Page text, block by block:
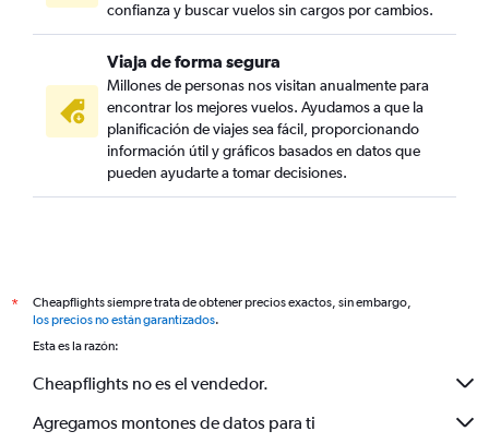
confianza y buscar vuelos sin cargos por cambios.
Viaja de forma segura
Millones de personas nos visitan anualmente para
encontrar los mejores vuelos. Ayudamos a que la
planificación de viajes sea fácil, proporcionando
información útil y gráficos basados en datos que
pueden ayudarte a tomar decisiones.
*
Cheapflights siempre trata de obtener precios exactos, sin embargo,
los precios no están garantizados.
Esta es la razón:
Cheapflights no es el vendedor.
Agregamos montones de datos para ti